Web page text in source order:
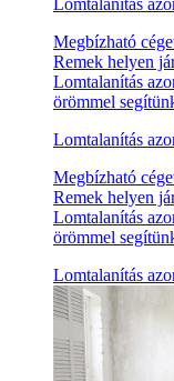
Lomtalanítás
Megbízható
Remek helyen
Lomtalanítás
örömmel
Lomtalanítás
Megbízható
Remek helyen
Lomtalanítás
örömmel
Lomtalanítás